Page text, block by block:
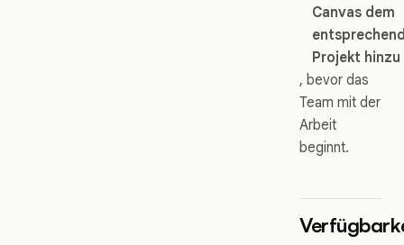
Canvas dem
Projekt hinzu
, bevor das
Team mit der
Arbeit
beginnt.